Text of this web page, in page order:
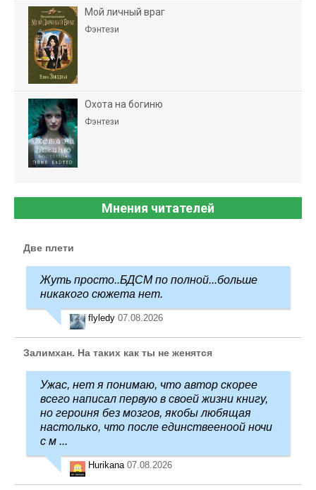
Мой личный враг
Фэнтези
Охота на богиню
Фэнтези
Мнения читателей
Две плети
Жуть просто..БДСМ по полной...больше
никакого сюжета нет.
flyledy 07.08.2026
Залимхан. На таких как ты не женятся
Ужас, нет я понимаю, что автор скорее
всего написал первую в своей жизни книгу,
но героиня без мозгов, якобы любящая
настолько, что после единствееноой ночи
с м ...
Hurikana 07.08.2026